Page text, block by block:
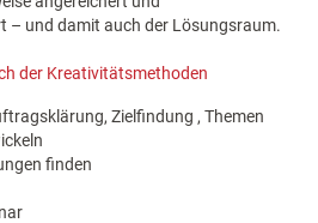
– und damit auch der Lösungsraum.
der Kreativitätsmethoden
Zielfindung , Themen
finden